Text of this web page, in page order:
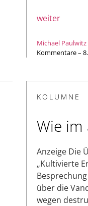
weiter
Michael Paulwitz
Kommentare –
KOLUMNE
Wie im
Anzeige Die
„Kultivierte
über die
wegen